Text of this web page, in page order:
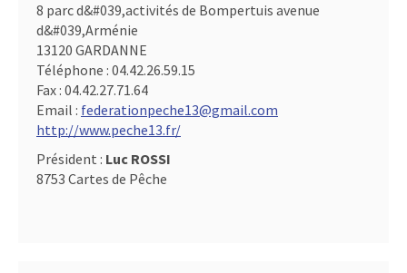
8 parc d&#039,activités de Bompertuis avenue
d&#039,Arménie
13120 GARDANNE
Téléphone : 04.42.26.59.15
Fax : 04.42.27.71.64
Email : federationpeche13@gmail.com
http://www.peche13.fr/
Président : Luc ROSSI
8753 Cartes de Pêche